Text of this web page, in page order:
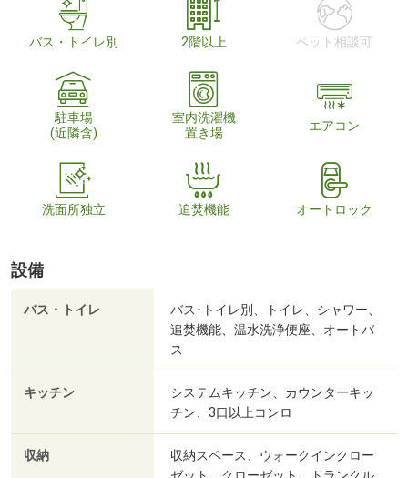
バス・トイレ別 2階以上 ペット相談可
駐車場
(近隣含)
室内洗濯機
置き場
エアコン
洗面所独立 追焚機能 オートロック
設備
バス・トイレ
バス･トイレ別、トイレ、シャワー、
追焚機能、温水洗浄便座、オートバ
ス
キッチン
システムキッチン、カウンターキッ
チン、3口以上コンロ
収納
収納スペース、ウォークインクロー